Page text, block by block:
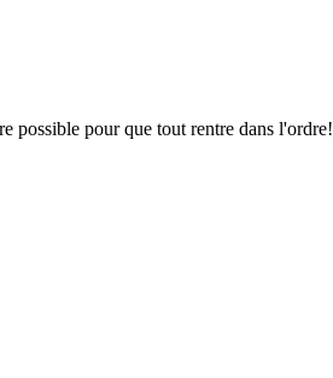
possible pour que tout rentre dans l'ordre!